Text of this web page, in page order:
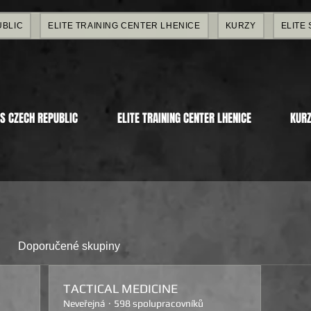
ELITE TRAINING CENTER LHENICE KURZY ELITE
CZECH REPUBLIC ELITE TRAINING CENTER LHENICE
Doporučené skupiny
TACTICAL MEDICINE
Neveřejná · 598 spolupracovníků